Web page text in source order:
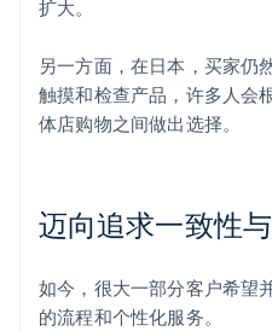
扩大。
另一方面，在日本，买家仍
触摸和检查产品，许多人会
体店购物之间做出选择。
迈向追求一致性
如今，很大一部分客户希望
的流程和个性化服务。